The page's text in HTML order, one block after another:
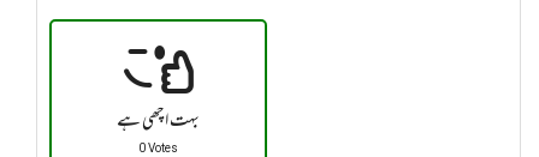
بہت اچھی ہے
0 Votes